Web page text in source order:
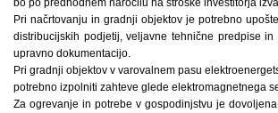
Pri načrtovanju in gradnji objektov je potrebno
distribucijskih podjetij, veljavne tehnične predpise in
upravno dokumentacijo.
Pri gradnji objektov v varovalnem pasu
potrebno izpolniti zahteve glede elektromagnetnega
Za ogrevanje in potrebe v gospodinjstvu je